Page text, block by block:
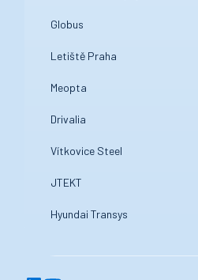
Globus
Letiště Praha
Meopta
Drivalia
Vítkovice Steel
JTEKT
Hyundai Transys